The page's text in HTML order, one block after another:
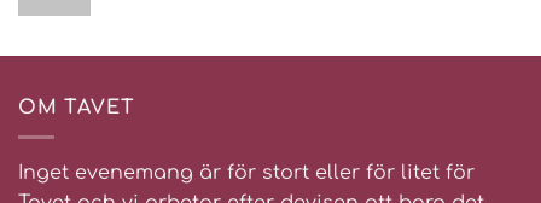
OM TAVET
Inget evenemang är för stort eller för litet för